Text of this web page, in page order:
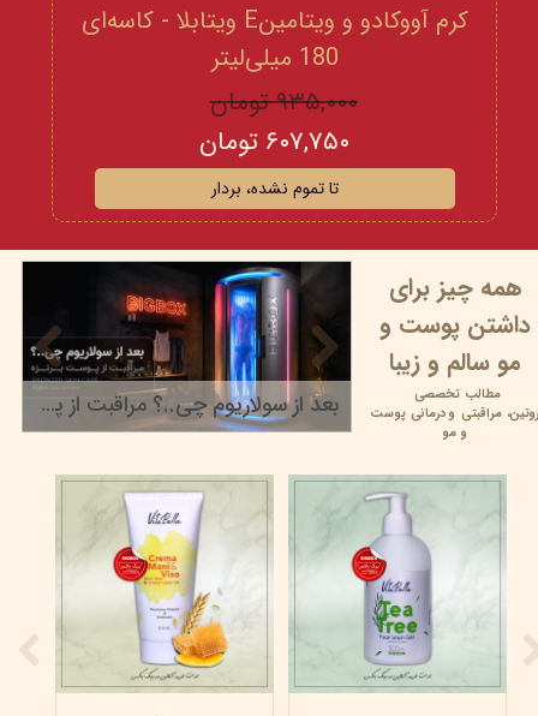
کرم آووکادو و ویتامینE ویتابلا - کاسه‌ای
180 میلی‌لیتر
۹۳۵,۰۰۰ تومان
۶۰۷,۷۵۰ تومان
تا تموم نشده، بردار
بعد از سولاریوم چی..؟ مراقبت از پوست برنزه
همه چیز برای
داشتن پوست و
مو سالم و زیبا
روتین،مراقبتی ودرمانی پوست
و مو